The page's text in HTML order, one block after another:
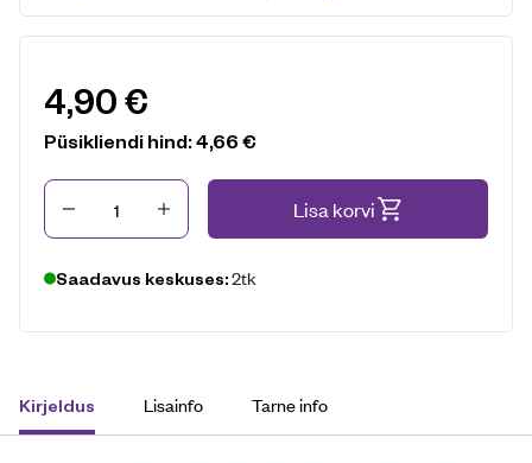
4,90€
Püsikliendi hind:4,66€
Kogus Lisa korvi
Saadavus keskuses:2tk
Kirjeldus Lisainfo Tarne info